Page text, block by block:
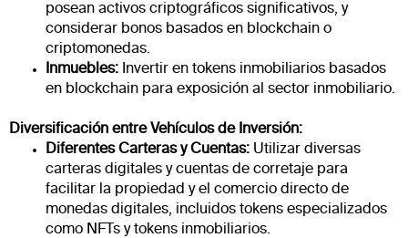
posean activos criptográficos significativos, y
considerar bonos basados en blockchain o
criptomonedas.
Inmuebles: Invertir en tokens inmobiliarios basados
en blockchain para exposición al sector inmobiliario.
Diversificación entre Vehículos de Inversión:
Diferentes Carteras y Cuentas: Utilizar diversas
carteras digitales y cuentas de corretaje para
facilitar la propiedad y el comercio directo de
monedas digitales, incluidos tokens especializados
como NFTs y tokens inmobiliarios.